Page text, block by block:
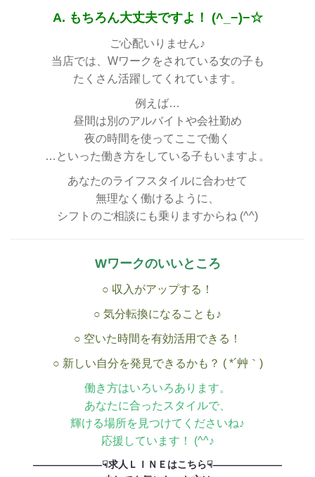
A. もちろん大丈夫ですよ！ (^_−)−☆
ご心配いりません♪
当店では、Wワークをされている女の子も
たくさん活躍してくれています。
例えば…
昼間は別のアルバイトや会社勤め
夜の時間を使ってここで働く
…といった働き方をしている子もいますよ。
あなたのライフスタイルに合わせて
無理なく働けるように、
シフトのご相談にも乗りますからね (^^)
Wワークのいいところ
○ 収入がアップする！
○ 気分転換になることも♪
○ 空いた時間を有効活用できる！
○ 新しい自分を発見できるかも？ ( *´艸｀)
働き方はいろいろあります。
あなたに合ったスタイルで、
輝ける場所を見つけてくださいね♪
応援しています！ (^^♪
———————☟求人ＬＩＮＥはこちら☟———————